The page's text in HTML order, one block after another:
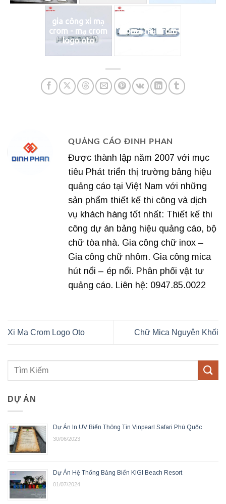
gia công xi mạ
crom - mạ crom
logo oto
crom - mạ crom
QUẢNG CÁO ĐINH PHAN
Được thành lập năm 2007 với mục
tiêu Phát triển thị trường bảng hiệu
quảng cáo tại Việt Nam với những
sản phẩm thiết kế thi công và dịch
vụ khách hàng tốt nhất: Thiết kế thi
công dự án bảng hiệu quảng cáo, bộ
chữ tòa nhà. Gia công chữ inox –
Gia công chữ nhôm. Gia công mica
hút nổi – ép nổi. Phân phối vật tư
quảng cáo. Liên hệ: 0947.85.0022
Xi Mạ Crom Logo Oto Chữ Mica Nguyên Khối
DỰ ÁN
Dự Án In UV Biển Thông Tin Vinpearl Safari Phú Quốc
30/06/2023
Dự Án Hệ Thống Bảng Biển KIGI Beach Resort
01/07/2024